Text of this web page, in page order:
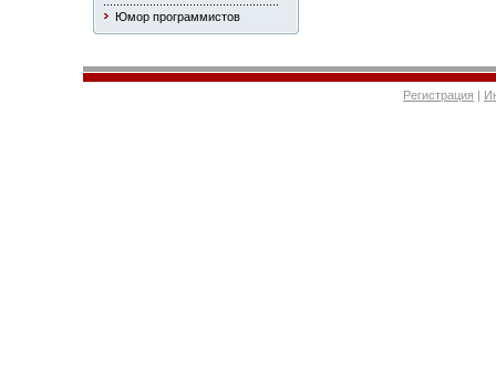
Юмор программистов
Регистрация |